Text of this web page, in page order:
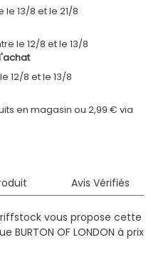
le 13/8 et le 21/8
le 12/8 et le 13/8
12/8 et le 13/8
en magasin ou 2,99 € via
Avis Vérifiés
vous propose cette
OF LONDON à prix